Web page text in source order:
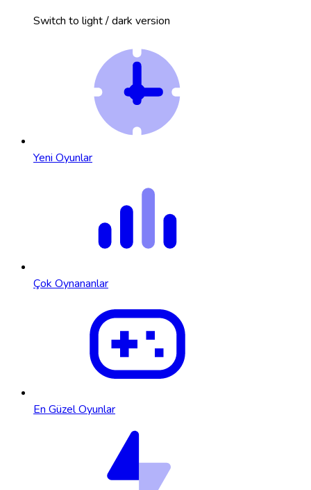
Switch to light / dark version
Yeni Oyunlar
Çok Oynananlar
En Güzel Oyunlar